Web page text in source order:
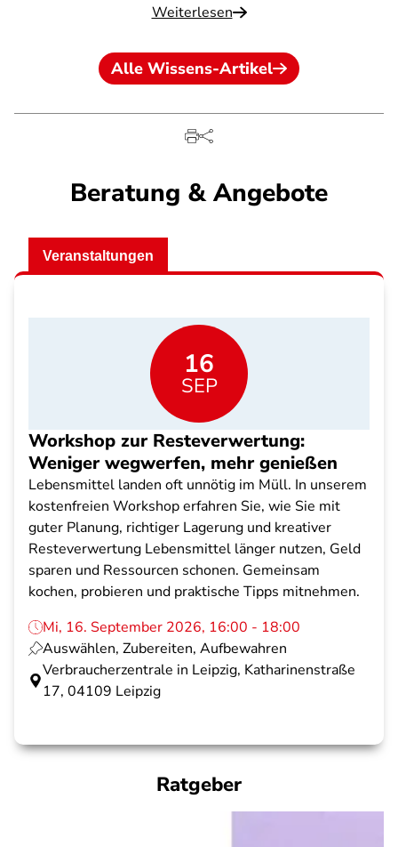
Weiterlesen
Alle Wissens-Artikel
Beratung & Angebote
Veranstaltungen
16
SEP
Workshop zur Resteverwertung:
Weniger wegwerfen, mehr genießen
Lebensmittel landen oft unnötig im Müll. In unserem
kostenfreien Workshop erfahren Sie, wie Sie mit
guter Planung, richtiger Lagerung und kreativer
Resteverwertung Lebensmittel länger nutzen, Geld
sparen und Ressourcen schonen. Gemeinsam
kochen, probieren und praktische Tipps mitnehmen.
Mi, 16. September 2026, 16:00 - 18:00
Auswählen, Zubereiten, Aufbewahren
Verbraucherzentrale in Leipzig, Katharinenstraße
17, 04109 Leipzig
Ratgeber